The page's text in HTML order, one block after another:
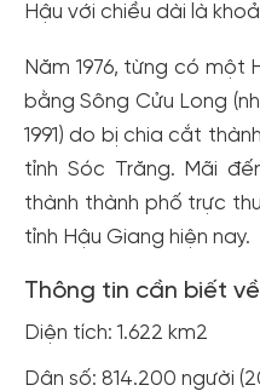
Hậu với chiều dài là
Năm 1976, từng có một
bằng Sông Cửu Long
1991) do bị chia cắt
tỉnh Sóc Trăng. Mãi
thành thành phố trực
tỉnh Hậu Giang hiện nay.
Thông tin cần biết
Diện tích: 1.622 km2
Dân số: 814.200 người